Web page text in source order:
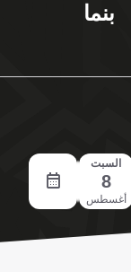
بنما
السبت
8
أغسطس
9